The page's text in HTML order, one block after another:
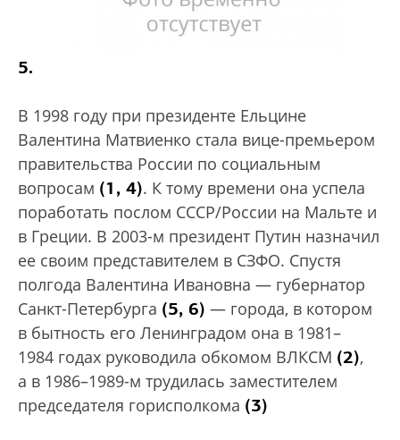
5.
В 1998 году при президенте Ельцине
Валентина Матвиенко стала вице-премьером
правительства России по социальным
вопросам (1, 4). К тому времени она успела
поработать послом СССР/России на Мальте и
в Греции. В 2003-м президент Путин назначил
ее своим представителем в СЗФО. Спустя
полгода Валентина Ивановна — губернатор
Санкт-Петербурга (5, 6) — города, в котором
в бытность его Ленинградом она в 1981–
1984 годах руководила обкомом ВЛКСМ (2),
а в 1986–1989-м трудилась заместителем
председателя горисполкома (3)